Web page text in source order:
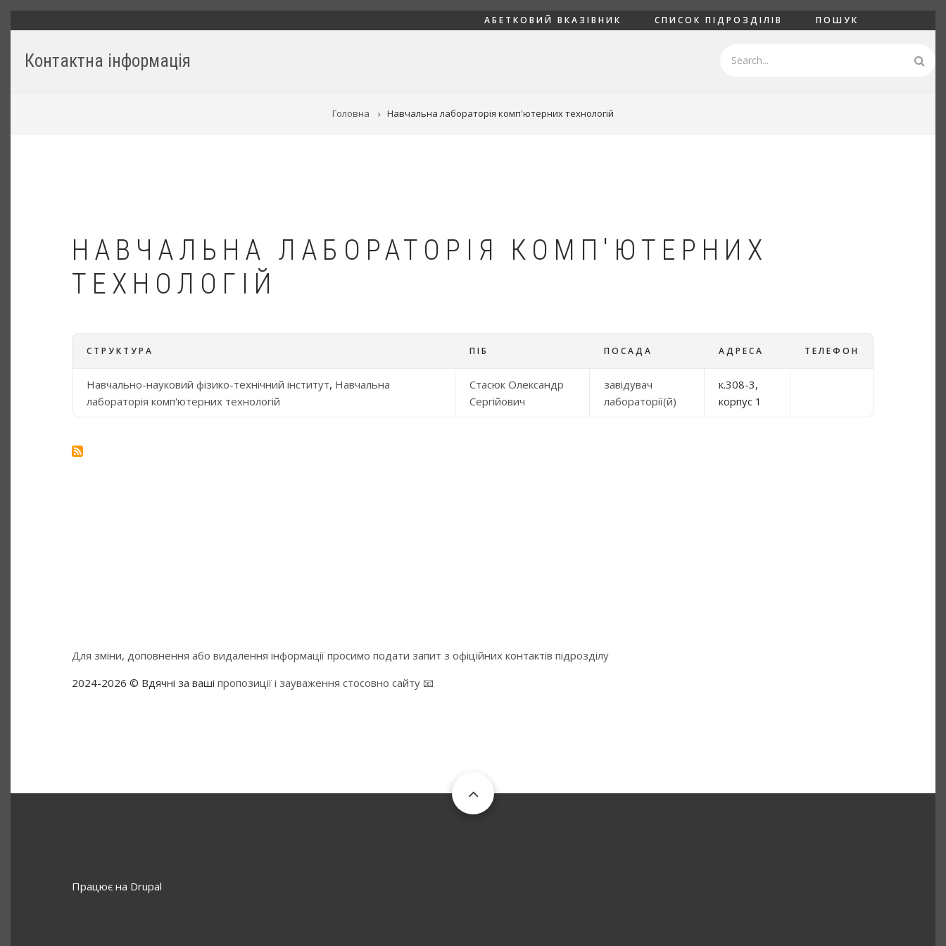
Перейти
вмісту
ГОЛОВНЕ АБЕТКОВИЙ ВКАЗІВНИК СПИСОК ПІДРОЗДІЛІВ ПОШУК
Контактна інформація
Головна Навчальна лабораторія комп'ютерних технологій
НАВЧАЛЬНА ЛАБОРАТОРІЯ КОМП'ЮТЕРНИХ
ТЕХНОЛОГІЙ
СТРУКТУРА ПІБ ПОСАДА АДРЕСА ТЕЛЕФОН
Навчально-науковий фізико-технічний інститут, Навчальна
лабораторія комп'ютерних технологій
Стасюк Олександр
Сергійович
завідувач
лабораторії(й)
к.308-3,
корпус 1
Для зміни, доповнення або видалення інформації просимо подати запит з офіційних контактів підрозділу
2024-2026 © Вдячні за ваші пропозиції і зауваження стосовно сайту 📧
Працює на Drupal